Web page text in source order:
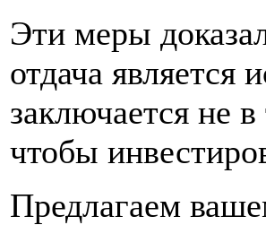
Эти меры
отдача
заключается не
чтобы
Предлагаем